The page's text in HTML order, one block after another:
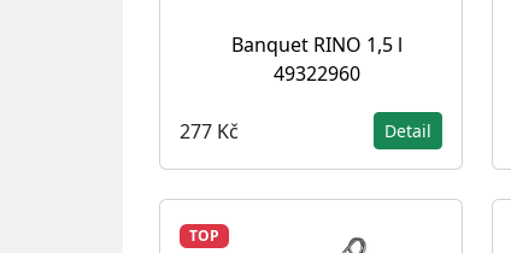
Banquet RINO 1,5 l
49322960
277 Kč Detail
TOP